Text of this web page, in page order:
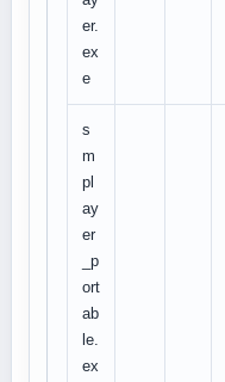
er.
ex
e
s
m
pl
ay
er
_p
ort
ab
le.
ex